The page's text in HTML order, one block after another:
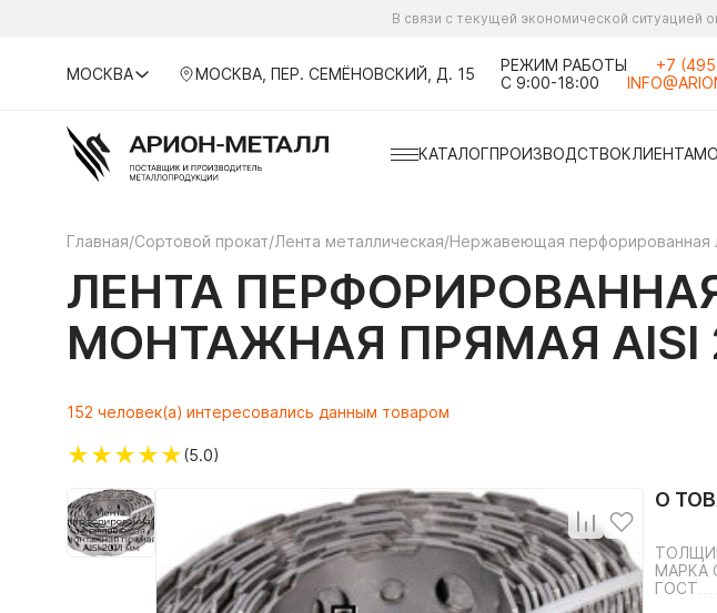
В связи с текущей экономической ситуацией
МОСКВА МОСКВА, ПЕР. СЕМЁНОВСКИЙ, Д. 15
РЕЖИМ РАБОТЫ
С 9:00-18:00
+7
КАТАЛОГПРОИЗВОДСТВОКЛИЕНТАМ
Главная/Сортовой прокат/Лента металлическая/Нержавеющая перфорированная
ЛЕНТА
МОНТАЖНАЯ ПРЯМАЯ AISI
152 человек(а) интересовались данным товаром
★★★★★(5.0)
О
МАРКА
ГОСТ